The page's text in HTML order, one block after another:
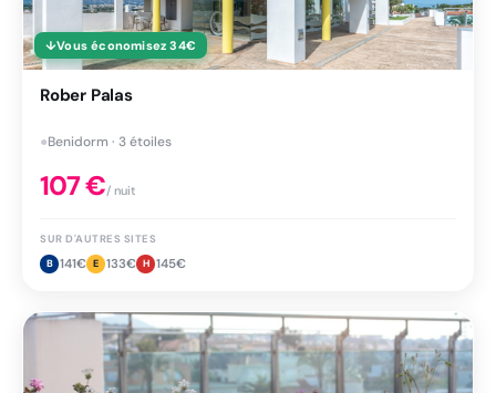
↓Vous économisez 34€
Rober Palas
●Benidorm · 3 étoiles
107€/ nuit
SUR D'AUTRES SITES
B 141€ E 133€ H 145€